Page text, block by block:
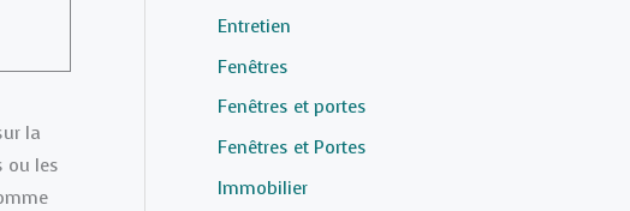
la
ou les
Entretien
Fenêtres
Fenêtres et portes
Fenêtres et Portes
Immobilier